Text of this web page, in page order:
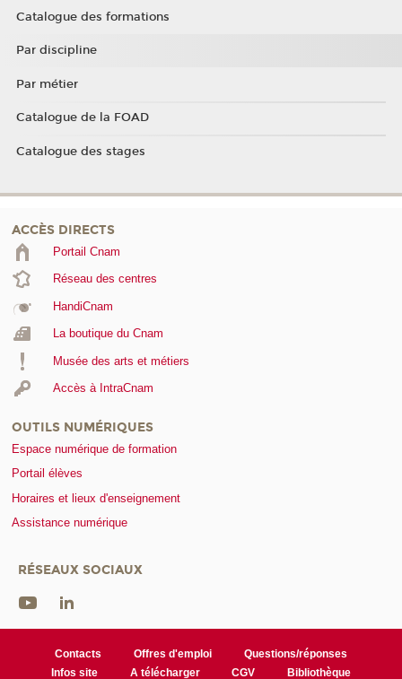
Catalogue des formations
Par discipline
Par métier
Catalogue de la FOAD
Catalogue des stages
ACCÈS DIRECTS
Portail Cnam
Réseau des centres
HandiCnam
La boutique du Cnam
Musée des arts et métiers
Accès à IntraCnam
OUTILS NUMÉRIQUES
Espace numérique de formation
Portail élèves
Horaires et lieux d'enseignement
Assistance numérique
RÉSEAUX SOCIAUX
Contacts Offres d'emploi
Questions/réponses
Infos site
A télécharger CGV Bibliothèque